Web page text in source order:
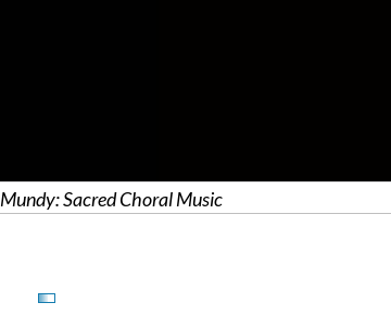
Mundy: Sacred Choral Music